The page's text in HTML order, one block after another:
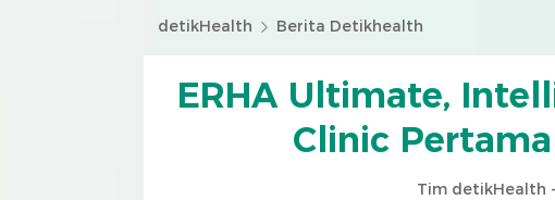
detikHealth Berita Detikhealth
ERHA Ultimate,
Clinic
Tim detikHealth -